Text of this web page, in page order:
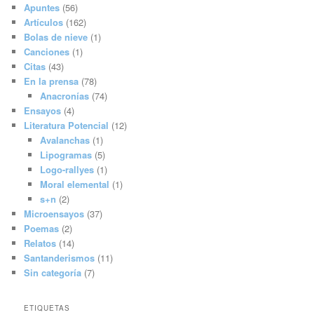
Apuntes (56)
Artículos (162)
Bolas de nieve (1)
Canciones (1)
Citas (43)
En la prensa (78)
Anacronías(74)
Ensayos (4)
Literatura Potencial (12)
Avalanchas(1)
Lipogramas(5)
Logo-rallyes(1)
Moral elemental (1)
s+n (2)
Microensayos (37)
Poemas (2)
Relatos (14)
Santanderismos (11)
Sin categoría (7)
ETIQUETAS